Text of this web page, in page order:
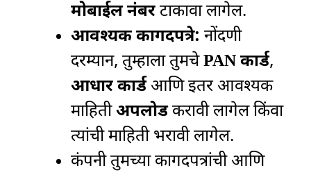
मोबाईल नंबरटाकावा लागेल.
आवश्यक कागदपत्रे: नोंदणी
दरम्यान, तुम्हाला तुमचेPAN कार्ड,
आधार कार्डआणि इतर आवश्यक
माहितीअपलोडकरावी लागेल किंवा
त्यांची माहिती भरावी लागेल.
कंपनी तुमच्या कागदपत्रांची आणि